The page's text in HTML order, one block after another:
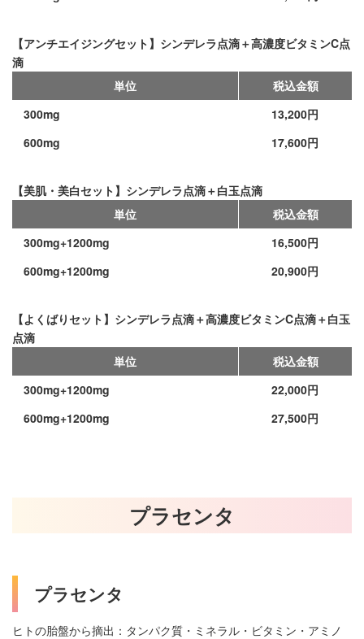
【アンチエイジングセット】シンデレラ点滴＋高濃度ビタミンC点
滴
単位
税込金額
300mg
13,200円
600mg
17,600円
【美肌・美白セット】シンデレラ点滴＋白玉点滴
単位
税込金額
300mg+1200mg
16,500円
600mg+1200mg
20,900円
【よくばりセット】シンデレラ点滴＋高濃度ビタミンC点滴＋白玉
点滴
単位
税込金額
300mg+1200mg
22,000円
600mg+1200mg
27,500円
プラセンタ
プラセンタ
ヒトの胎盤から摘出：タンパク質・ミネラル・ビタミン・アミノ